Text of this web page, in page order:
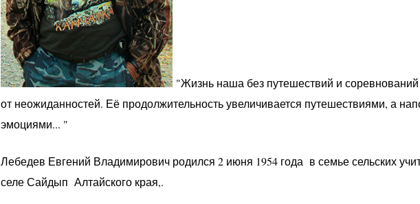
"Жизнь наша без путешествий и соревнований
от неожиданностей. Её продолжительность увеличивается путешествиями, а
эмоциями... "
Лебедев Евгений Владимирович родился 2 июня 1954 года в семье сельских
селе Сайдып Алтайского края,.